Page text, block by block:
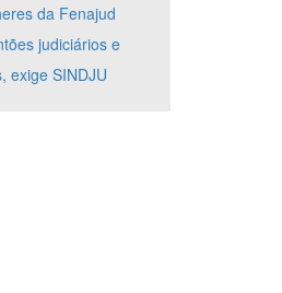
da Fenajud
judiciários e
exige SINDJU